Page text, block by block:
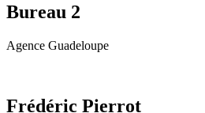
Bureau 2
Agence Guadeloupe
Frédéric Pierrot